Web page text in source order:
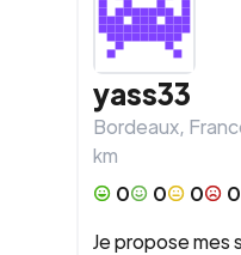
yass33
Bordeaux,
km
0
0 0
0
Je propose mes